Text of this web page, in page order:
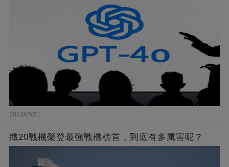
2024/05/21
殲20戰機榮登最強戰機榜首，到底有多厲害呢？